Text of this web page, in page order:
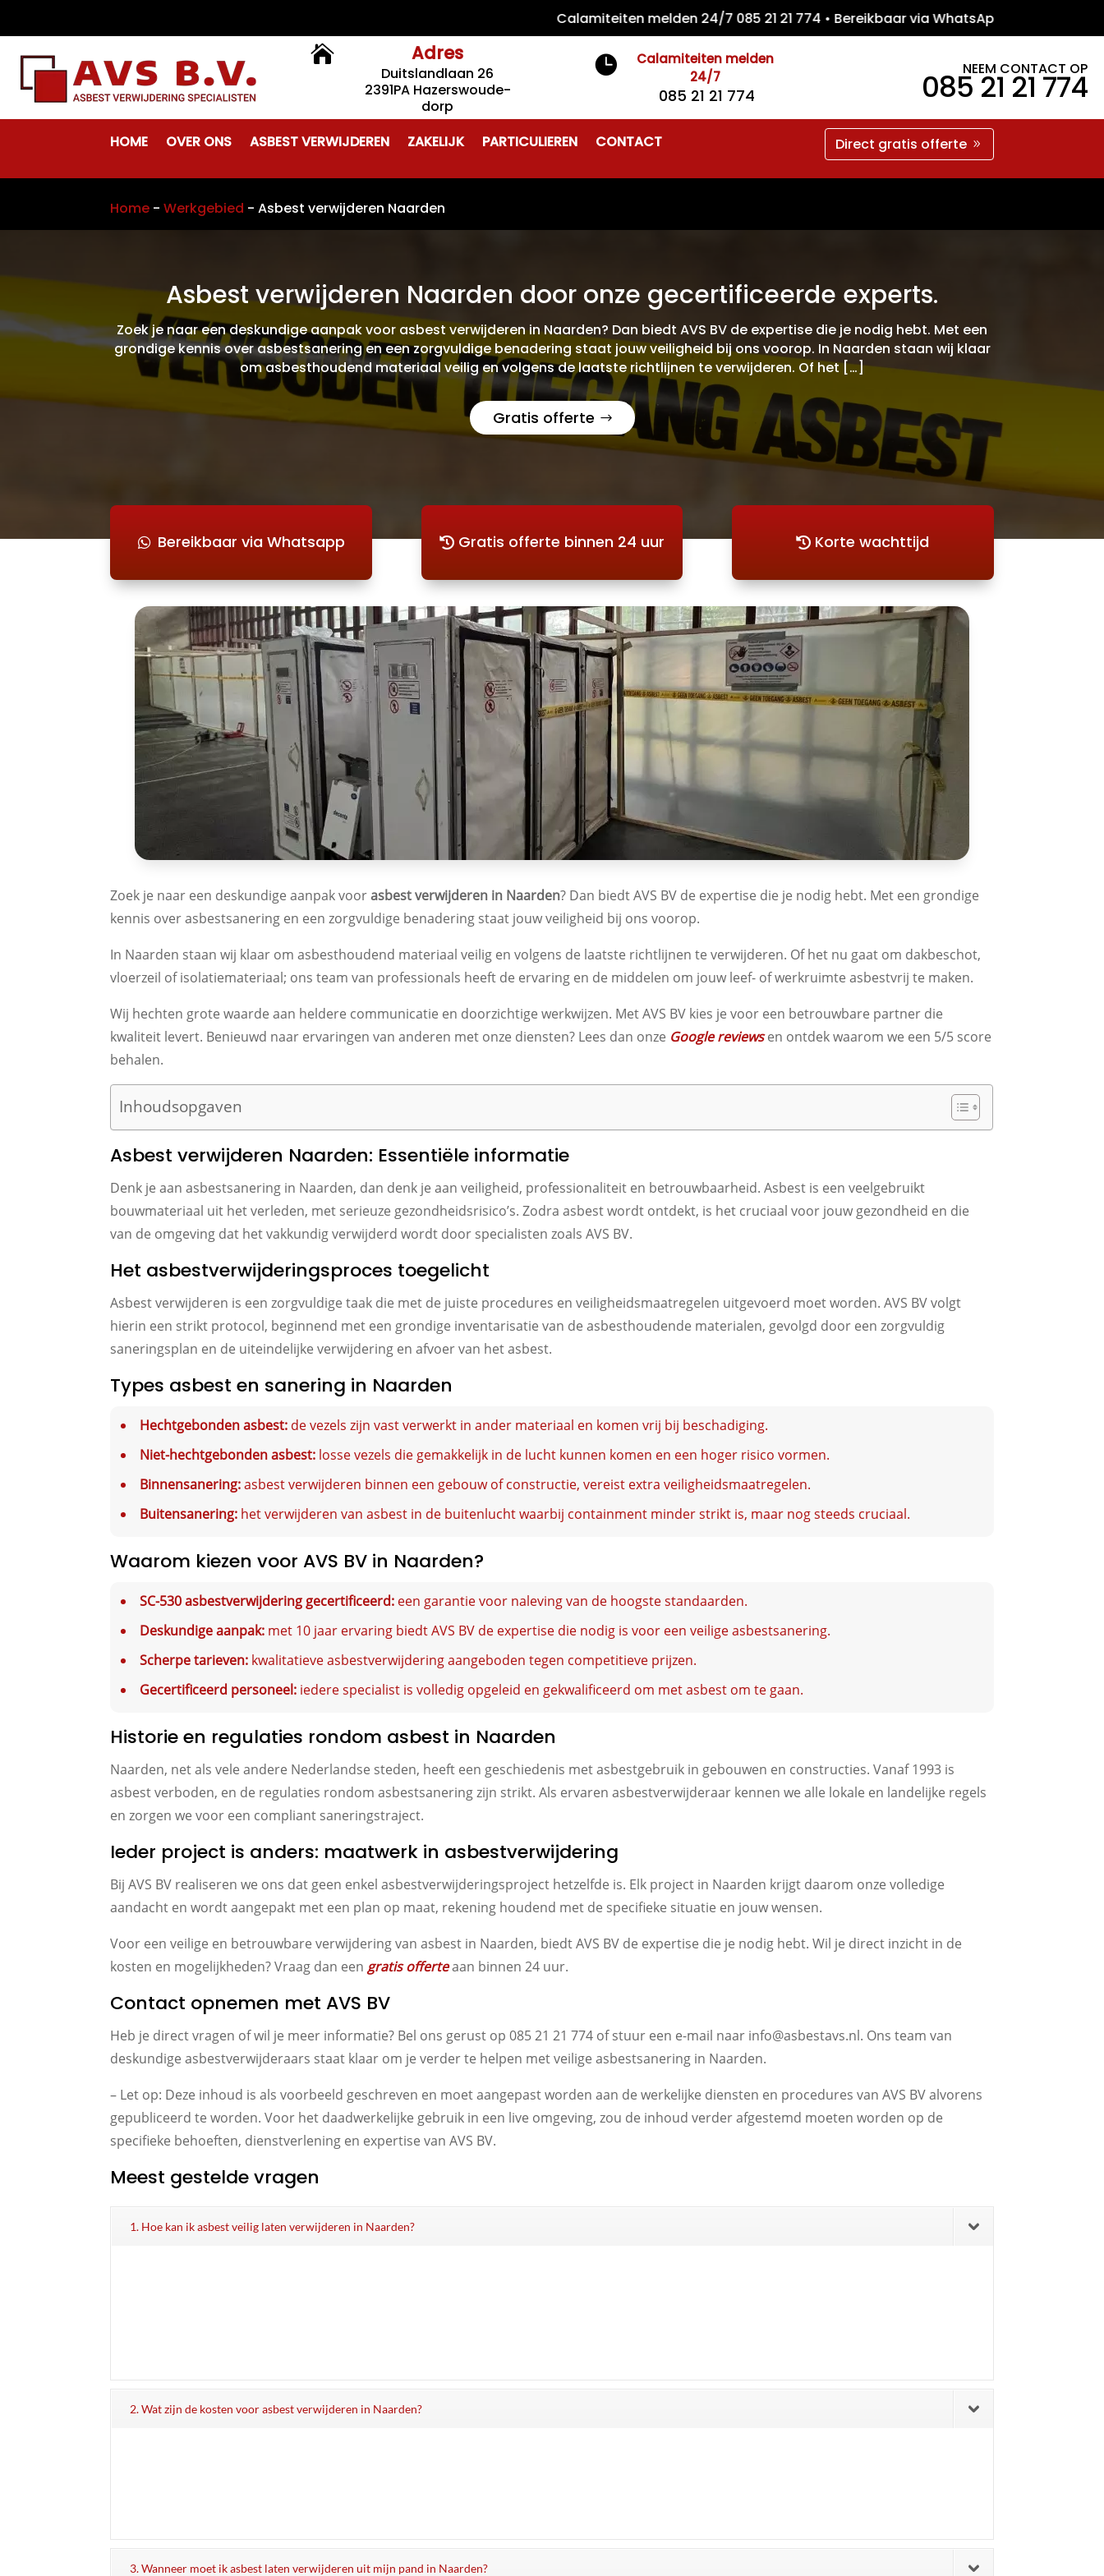
Calamiteiten melden 24/7 085 21 21 774 • Bereikbaar via WhatsApp •
 Adres
Duitslandlaan 26
2391PA Hazerswoude-
dorp

Calamiteiten melden
24/7
085 21 21 774
NEEM CONTACT OP
085 21 21 774
HOME OVER ONS ASBEST VERWIJDEREN ZAKELIJK PARTICULIEREN CONTACT Direct gratis offerte
Home -Werkgebied -Asbest verwijderen Naarden
Asbest verwijderen Naarden door onze gecertificeerde experts.
Zoek je naar een deskundige aanpak voor asbest verwijderen in Naarden? Dan biedt AVS BV de expertise die je nodig hebt. Met een
grondige kennis over asbestsanering en een zorgvuldige benadering staat jouw veiligheid bij ons voorop. In Naarden staan wij klaar
om asbesthoudend materiaal veilig en volgens de laatste richtlijnen te verwijderen. Of het […]
Gratis offerte
Bereikbaar via Whatsapp Gratis offerte binnen 24 uur Korte wachttijd
Zoek je naar een deskundige aanpak voorasbest verwijderen in Naarden? Dan biedt AVS BV de expertise die je nodig hebt. Met een grondige
kennis over asbestsanering en een zorgvuldige benadering staat jouw veiligheid bij ons voorop.
In Naarden staan wij klaar om asbesthoudend materiaal veilig en volgens de laatste richtlijnen te verwijderen. Of het nu gaat om dakbeschot,
vloerzeil of isolatiemateriaal; ons team van professionals heeft de ervaring en de middelen om jouw leef- of werkruimte asbestvrij te maken.
Wij hechten grote waarde aan heldere communicatie en doorzichtige werkwijzen. Met AVS BV kies je voor een betrouwbare partner die
kwaliteit levert. Benieuwd naar ervaringen van anderen met onze diensten? Lees dan onze Google reviewsen ontdek waarom we een 5/5 score
behalen.
Inhoudsopgaven
Asbest verwijderen Naarden: Essentiële informatie
Denk je aan asbestsanering in Naarden, dan denk je aan veiligheid, professionaliteit en betrouwbaarheid. Asbest is een veelgebruikt
bouwmateriaal uit het verleden, met serieuze gezondheidsrisico’s. Zodra asbest wordt ontdekt, is het cruciaal voor jouw gezondheid en die
van de omgeving dat het vakkundig verwijderd wordt door specialisten zoals AVS BV.
Het asbestverwijderingsproces toegelicht
Asbest verwijderen is een zorgvuldige taak die met de juiste procedures en veiligheidsmaatregelen uitgevoerd moet worden. AVS BV volgt
hierin een strikt protocol, beginnend met een grondige inventarisatie van de asbesthoudende materialen, gevolgd door een zorgvuldig
saneringsplan en de uiteindelijke verwijdering en afvoer van het asbest.
Types asbest en sanering in Naarden
Hechtgebonden asbest: de vezels zijn vast verwerkt in ander materiaal en komen vrij bij beschadiging.
Niet-hechtgebonden asbest: losse vezels die gemakkelijk in de lucht kunnen komen en een hoger risico vormen.
Binnensanering:asbest verwijderen binnen een gebouw of constructie, vereist extra veiligheidsmaatregelen.
Buitensanering: het verwijderen van asbest in de buitenlucht waarbij containment minder strikt is, maar nog steeds cruciaal.
Waarom kiezen voor AVS BV in Naarden?
SC-530 asbestverwijdering gecertificeerd: een garantie voor naleving van de hoogste standaarden.
Deskundige aanpak: met 10 jaar ervaring biedt AVS BV de expertise die nodig is voor een veilige asbestsanering.
Scherpe tarieven: kwalitatieve asbestverwijdering aangeboden tegen competitieve prijzen.
Gecertificeerd personeel: iedere specialist is volledig opgeleid en gekwalificeerd om met asbest om te gaan.
Historie en regulaties rondom asbest in Naarden
Naarden, net als vele andere Nederlandse steden, heeft een geschiedenis met asbestgebruik in gebouwen en constructies. Vanaf 1993 is
asbest verboden, en de regulaties rondom asbestsanering zijn strikt. Als ervaren asbestverwijderaar kennen we alle lokale en landelijke regels
en zorgen we voor een compliant saneringstraject.
Ieder project is anders: maatwerk in asbestverwijdering
Bij AVS BV realiseren we ons dat geen enkel asbestverwijderingsproject hetzelfde is. Elk project in Naarden krijgt daarom onze volledige
aandacht en wordt aangepakt met een plan op maat, rekening houdend met de specifieke situatie en jouw wensen.
Voor een veilige en betrouwbare verwijdering van asbest in Naarden, biedt AVS BV de expertise die je nodig hebt. Wil je direct inzicht in de
kosten en mogelijkheden? Vraag dan eengratis offerteaan binnen 24 uur.
Contact opnemen met AVS BV
Heb je direct vragen of wil je meer informatie? Bel ons gerust op 085 21 21 774 of stuur een e-mail naar info@asbestavs.nl. Ons team van
deskundige asbestverwijderaars staat klaar om je verder te helpen met veilige asbestsanering in Naarden.
– Let op: Deze inhoud is als voorbeeld geschreven en moet aangepast worden aan de werkelijke diensten en procedures van AVS BV alvorens
gepubliceerd te worden. Voor het daadwerkelijke gebruik in een live omgeving, zou de inhoud verder afgestemd moeten worden op de
specifieke behoeften, dienstverlening en expertise van AVS BV.
Meest gestelde vragen
1. Hoe kan ik asbest veilig laten verwijderen in Naarden?
2. Wat zijn de kosten voor asbest verwijderen in Naarden?
3. Wanneer moet ik asbest laten verwijderen uit mijn pand in Naarden?